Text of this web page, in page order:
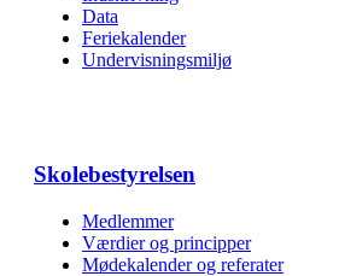
Data
Feriekalender
Undervisnings­miljø
Skolebestyrelsen
Medlemmer
Værdier og principper
Mødekalender og referater